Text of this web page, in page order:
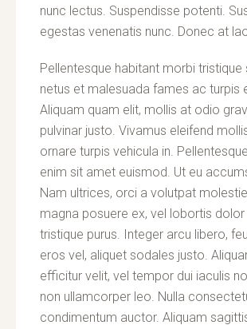
nunc lectus. Suspendisse potenti.
egestas venenatis nunc. Donec at
Pellentesque habitant morbi
netus et malesuada fames ac turpis
Aliquam quam elit, mollis at odio
pulvinar justo. Vivamus eleifend
ornare turpis vehicula in.
enim sit amet euismod. Ut eu
Nam ultrices, orci a volutpat
magna posuere ex, vel lobortis dolor
tristique purus. Integer arcu libero,
eros vel, aliquet sodales justo.
efficitur velit, vel tempor dui iaculis
non ullamcorper leo. Nulla
condimentum auctor. Aliquam